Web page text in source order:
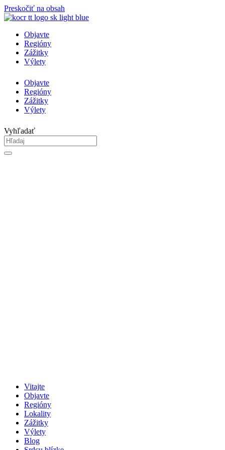
Preskočiť na obsah
Objavte
Regióny
Zážitky
Výlety
Objavte
Regióny
Zážitky
Výlety
Vyhľadať
Vitajte
Objavte
Regióny
Lokality
Zážitky
Výlety
Blog